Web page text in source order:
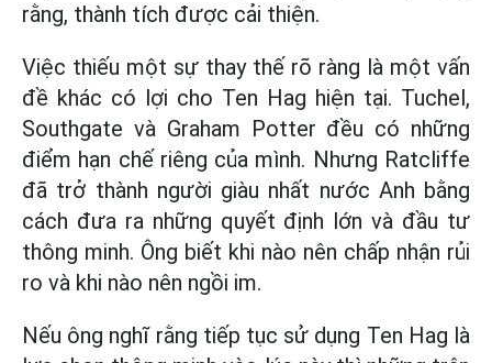
rằng, thành tích được cải thiện.
Việc thiếu một sự thay thế rõ ràng là một vấn
đề khác có lợi cho Ten Hag hiện tại. Tuchel,
Southgate và Graham Potter đều có những
điểm hạn chế riêng của mình. Nhưng Ratcliffe
đã trở thành người giàu nhất nước Anh bằng
cách đưa ra những quyết định lớn và đầu tư
thông minh. Ông biết khi nào nên chấp nhận rủi
ro và khi nào nên ngồi im.
Nếu ông nghĩ rằng tiếp tục sử dụng Ten Hag là